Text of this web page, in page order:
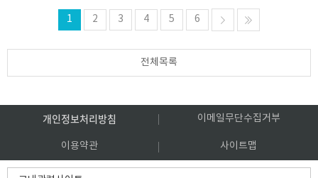
1 2 3 4 5 6
전체목록
개인정보처리방침 이메일무단수집거부
이용약관 사이트맵